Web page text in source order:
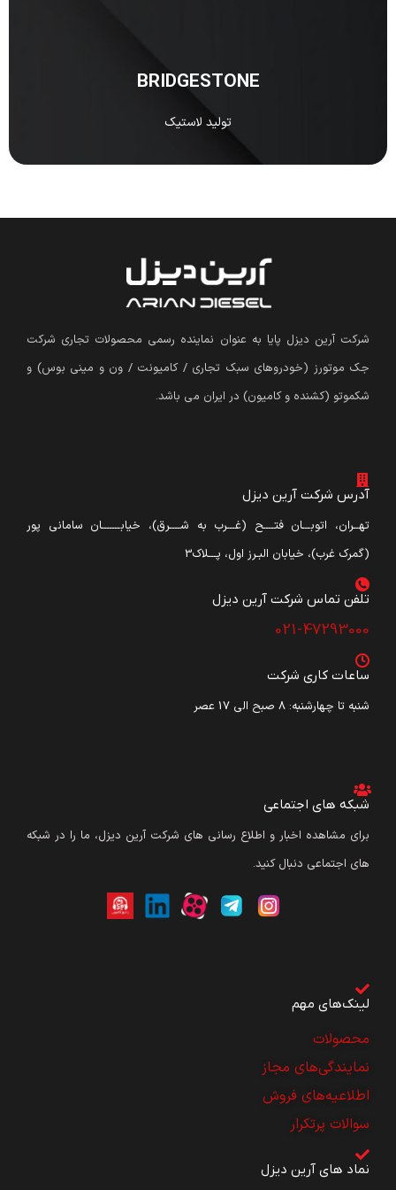
BRIDGESTONE
تولید لاستیک
مشاهده
شرکت آرین دیزل پایا به عنوان نماینده رسمی محصولات تجاری شرکت
جک موتورز (خودروهای سبک تجاری / کامیونت / ون و مینی بوس) و
شکموتو (کشنده و کامیون) در ایران می باشد.
آدرس شرکت آرین دیزل
تهــران، اتوبـــان فتــــح (غـــرب به شــــرق)، خیابـــــــان سامانی پور
(گمرک غرب)، خیابان البـرز اول، پـــلاک3
تلفن تماس شرکت آرین دیزل​
021-47293000
ساعات کاری شرکت
شنبه تا چهارشنبه: ۸ صبح الی 17 عصر
شبکه های اجتماعی
برای مشاهده اخبار و اطلاع رسانی های شرکت آرین دیزل، ما را در شبکه
های اجتماعی دنبال کنید.
لینک‌های مهم
محصولات
نمایندگی‌های مجاز
اطلاعیه‌های فروش
سوالات پرتکرار
نماد های آرین دیزل